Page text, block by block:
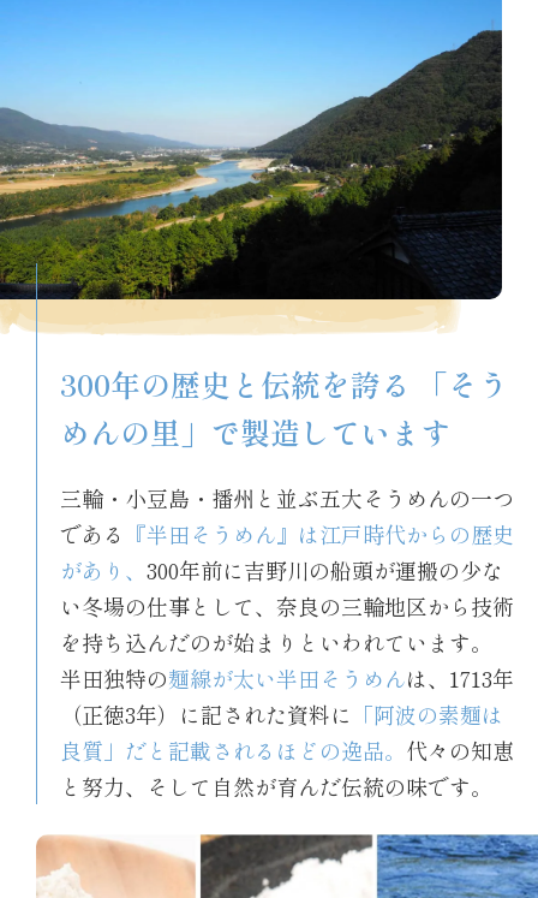
300年の歴史と伝統を誇る
「そう
めんの里」で製造しています
三輪・小豆島・播州と並ぶ五大そうめんの一つ
である 『半田そうめん』は江戸時代からの歴史
があり、 300年前に吉野川の船頭が運搬の少な
い冬場の仕事として、奈良の三輪地区から技術
を持ち込んだのが始まりといわれています。
半田独特の麺線が太い半田そうめんは、1713年
（正徳3年）に記された資料に 「阿波の素麺は
良質」だと記載されるほどの逸品。 代々の知恵
と努力、そして自然が育んだ伝統の味です。